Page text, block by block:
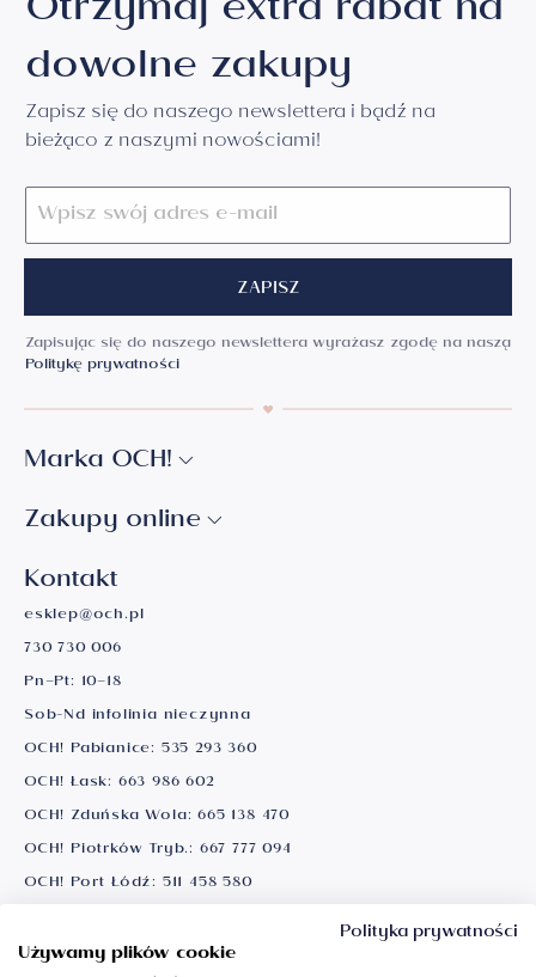
dowolne zakupy
Zapisz się do naszego newslettera i bądź na
bieżąco z naszymi nowościami!
ZAPISZ
Zapisując się do naszego newslettera wyrażasz zgodę na naszą
Politykę prywatności
Marka OCH!
Zakupy online
Ważne informacje
Kontakt
esklep@och.pl
730 730 006
Pn–Pt: 10–18
Sob-Nd infolinia nieczynna
OCH! Pabianice: 535 293 360
OCH! Łask: 663 986 602
OCH! Zduńska Wola:665 138 470
OCH! Piotrków Tryb.: 667 777 094
OCH! Port Łódź: 511 458 580
Polityka prywatności
Używamy plików cookie